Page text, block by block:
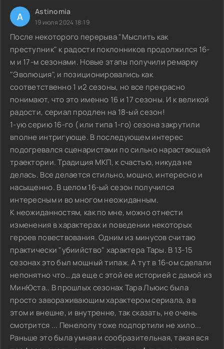
A Astinomia
19 июля 2024 18:19
После некоторого перерыва "Мыслить как
преступник" к радости поклонников продолжился 16-
м и 17-м сезонами. Новые этапы получили ремарку
"Эволюция", и позиционировались как
соответственно 1 и2 сезоны, но все прекрасно
понимают, что это именно 16 и 17 сезоны. И к великой
радости, сериал продлен на 18-ый сезон!
1-ую серию 16-го ( или типа 1-го) сезона закрутили
вполне интригующе. В последующем интерес
подогревался сценаристами по сильно нарастающей
траектории. Традиция МКП, к счастью, никуда не
делась. Все делается стильно, мощно, интересно и
насыщенно. В целом 16-ый сезон получился
интересным и во многом неожиданным.
К неожиданностям, как по мне, можно отнести
изменения в характерах и поведении некоторых
героев повествования. Одним из минусов считаю
практически "убиийство" характера Тары. В 13-15
сезонах это был мощный типаж. А тут в 16-ом сделали
непонятно что… да еще с этой ее историей с дамой из
МинЮста.. В прошлых сезонах Тара Льюис была
просто завораживающим характером сериала, а в
этом и внешне, и внутренне, так сказать, не очень
смотрится ... Пенелопу тоже подпортили не хило...
Раньше это была умная и сообразительная, такая вся